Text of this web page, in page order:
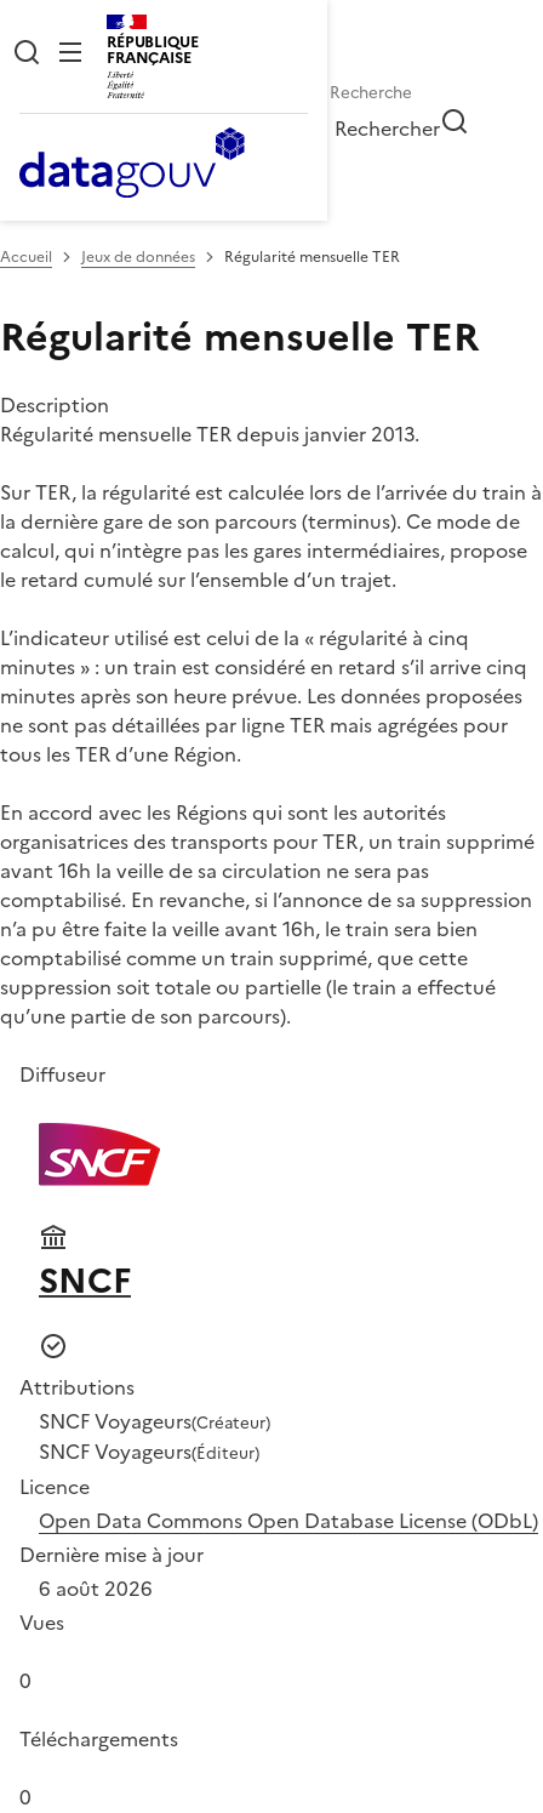
RÉPUBLIQUE
FRANÇAISE
Rechercher
Accueil Jeux de données Régularité mensuelle TER
Régularité mensuelle TER
Description
Régularité mensuelle TER depuis janvier 2013.
Sur TER, la régularité est calculée lors de l’arrivée du train à
la dernière gare de son parcours (terminus). Ce mode de
calcul, qui n’intègre pas les gares intermédiaires, propose
le retard cumulé sur l’ensemble d’un trajet.
L’indicateur utilisé est celui de la « régularité à cinq
minutes » : un train est considéré en retard s’il arrive cinq
minutes après son heure prévue. Les données proposées
ne sont pas détaillées par ligne TER mais agrégées pour
tous les TER d’une Région.
En accord avec les Régions qui sont les autorités
organisatrices des transports pour TER, un train supprimé
avant 16h la veille de sa circulation ne sera pas
comptabilisé. En revanche, si l’annonce de sa suppression
n’a pu être faite la veille avant 16h, le train sera bien
comptabilisé comme un train supprimé, que cette
suppression soit totale ou partielle (le train a effectué
qu’une partie de son parcours).
Diffuseur
SNCF
Attributions
SNCF Voyageurs(Créateur)
SNCF Voyageurs(Éditeur)
Licence
Open Data Commons Open Database License (ODbL)
Dernière mise à jour
6 août 2026
Vues
0
Téléchargements
0